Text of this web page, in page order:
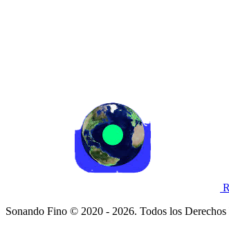
Sonando Fino © 2020 - 2026. Todos los Derechos